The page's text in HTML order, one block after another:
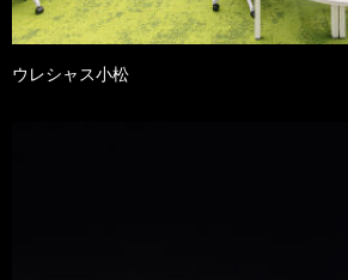
ウレシャス小松